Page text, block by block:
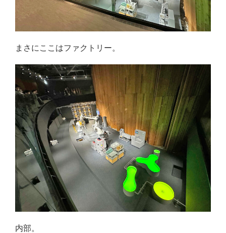
まさにここはファクトリー。
内部。